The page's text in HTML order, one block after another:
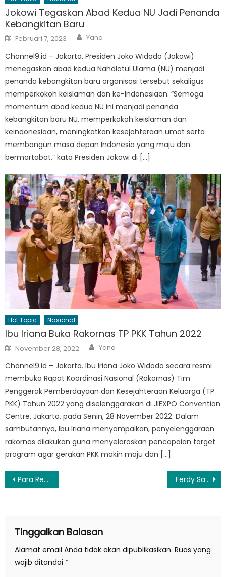
Jokowi Tegaskan Abad Kedua NU Jadi Penanda
Kebangkitan Baru
Posted
on
Februari 7, 2023 Author
Yana
Channel9.id – Jakarta. Presiden Joko Widodo (Jokowi)
menegaskan abad kedua Nahdlatul Ulama (NU) menjadi
penanda kebangkitan baru organisasi tersebut sekaligus
memperkokoh keislaman dan ke-Indonesiaan. “Semoga
momentum abad kedua NU ini menjadi penanda
kebangkitan baru NU, memperkokoh keislaman dan
keindonesiaan, meningkatkan kesejahteraan umat serta
membangun masa depan Indonesia yang maju dan
bermartabat,” kata Presiden Jokowi di […]
Hot Topic Nasional
Ibu Iriana Buka Rakornas TP PKK Tahun 2022
Posted
on
November 28, 2022 Author
Yana
Channel9.id – Jakarta. Ibu Iriana Joko Widodo secara resmi
membuka Rapat Koordinasi Nasional (Rakornas) Tim
Penggerak Pemberdayaan dan Kesejahteraan Keluarga (TP
PKK) Tahun 2022 yang diselenggarakan di JIEXPO Convention
Centre, Jakarta, pada Senin, 28 November 2022. Dalam
sambutannya, Ibu Iriana menyampaikan, penyelenggaraan
rakornas dilakukan guna menyelaraskan pencapaian target
program agar gerakan PKK makin maju dan […]
Navigasi
Para Remaja Tinggalkan Facebook Ferdy Sambo Tersangka, Komnas HAM Cek Dugaan “Obstruction of Justice” di TKP Duren Tiga
Tinggalkan Balasan
Alamat email Anda tidak akan dipublikasikan. Ruas yang
wajib ditandai *